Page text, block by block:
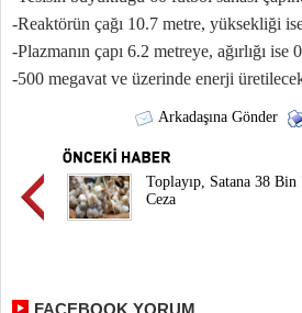
-Reaktörün çağı 10.7 metre, yüksekliği
-Plazmanın çapı 6.2 metreye, ağırlığı ise
-500 megavat ve üzerinde enerji
Arkadaşına Gönder
Toplayıp, Satana 38
Ceza
FACEBOOK YORUM